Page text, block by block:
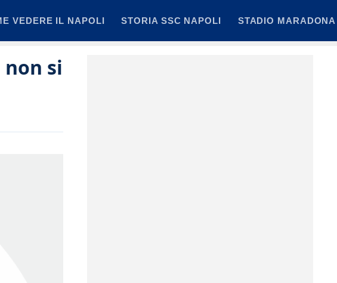
VEDERE IL NAPOLI STORIA SSC NAPOLI STADIO MARADONA
si